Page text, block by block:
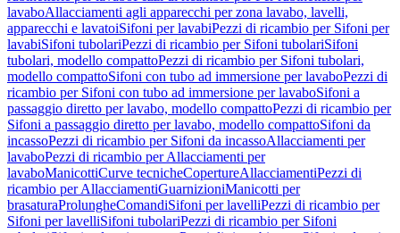
lavaboAllacciamenti agli apparecchi per zona lavabo, lavelli,
apparecchi e lavatoiSifoni per lavabiPezzi di ricambio per Sifoni per
lavabiSifoni tubolariPezzi di ricambio per Sifoni tubolariSifoni
tubolari, modello compattoPezzi di ricambio per Sifoni tubolari,
modello compattoSifoni con tubo ad immersione per lavaboPezzi di
ricambio per Sifoni con tubo ad immersione per lavaboSifoni a
passaggio diretto per lavabo, modello compattoPezzi di ricambio per
Sifoni a passaggio diretto per lavabo, modello compattoSifoni da
incassoPezzi di ricambio per Sifoni da incassoAllacciamenti per
lavaboPezzi di ricambio per Allacciamenti per
lavaboManicottiCurve tecnicheCopertureAllacciamentiPezzi di
ricambio per AllacciamentiGuarnizioniManicotti per
brasaturaProlungheComandiSifoni per lavelliPezzi di ricambio per
Sifoni per lavelliSifoni tubolariPezzi di ricambio per Sifoni